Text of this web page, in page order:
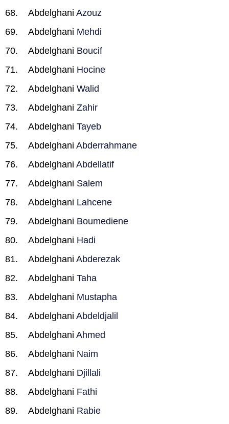
Abdelghani Azouz
Abdelghani Mehdi
Abdelghani Boucif
Abdelghani Hocine
Abdelghani Walid
Abdelghani Zahir
Abdelghani Tayeb
Abdelghani Abderrahmane
Abdelghani Abdellatif
Abdelghani Salem
Abdelghani Lahcene
Abdelghani Boumediene
Abdelghani Hadi
Abdelghani Abderezak
Abdelghani Taha
Abdelghani Mustapha
Abdelghani Abdeldjalil
Abdelghani Ahmed
Abdelghani Naim
Abdelghani Djillali
Abdelghani Fathi
Abdelghani Rabie